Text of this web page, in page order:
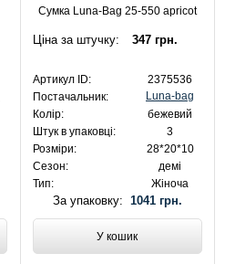
Сумка Luna-Bag 25-550 apricot
Ціна за штучку: 347 грн.
Артикул ID:
2375536
Постачальник:
Luna-bag
Колір:
бежевий
Штук в упаковці:
3
Розміри:
28*20*10
Сезон:
демі
Тип:
Жіноча
За упаковку: 1041 грн.
У кошик